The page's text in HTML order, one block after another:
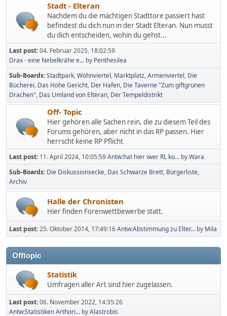
Stadt - Elteran
Nachdem du die mächtigen Stadttore passiert hast
befindest du dich nun in der Stadt Elteran. Nun musst
du dich entscheiden, wohin du gehst...
Last post:04. Februar 2025, 18:02:59
Drax - eine Nebelkrähe e... by Penthesilea
Sub-Boards Stadtpark Wohnviertel Marktplatz Armenviertel Die
Bücherei Das Hohe Gericht Der Hafen Die Taverne "Zum giftgrünen
Drachen" Das Umland von Elteran Der Tempeldistrikt
Off- Topic
Hier gehören alle Sachen rein, die zu diesem Teil des
Forums gehören, aber nicht in das RP passen. Hier
herrscht keine RP Pflicht
Last post: 11. April 2024, 10:05:59Antw:hat hier iwer RL ko... byWara
Sub-Boards Die Diskussionsecke Das Schwarze Brett Bürgerliste
Archiv
Halle der Chronisten
Hier finden Forenwettbewerbe statt.
Last post:25. Oktober 2014, 17:49:16Antw:Abstimmung zu Elter... by Mila
Offtopic
Statistik
Umfragen aller Art sind hier zugelassen.
Last post:06. November 2022, 14:35:26
Antw:Statistiken Arthori... byAlastrobis